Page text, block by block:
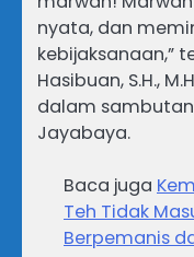
nyata, dan
kebijaksanaan,”
Hasibuan, S.H.,
dalam
Jayabaya.
Baca juga
Teh Tidak
Berpemanis